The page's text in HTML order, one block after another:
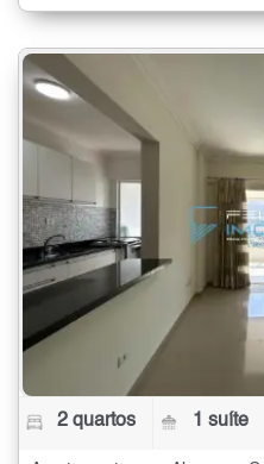
2 quartos 1 suíte